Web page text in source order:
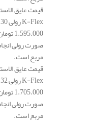
مربع است.
مربع است.